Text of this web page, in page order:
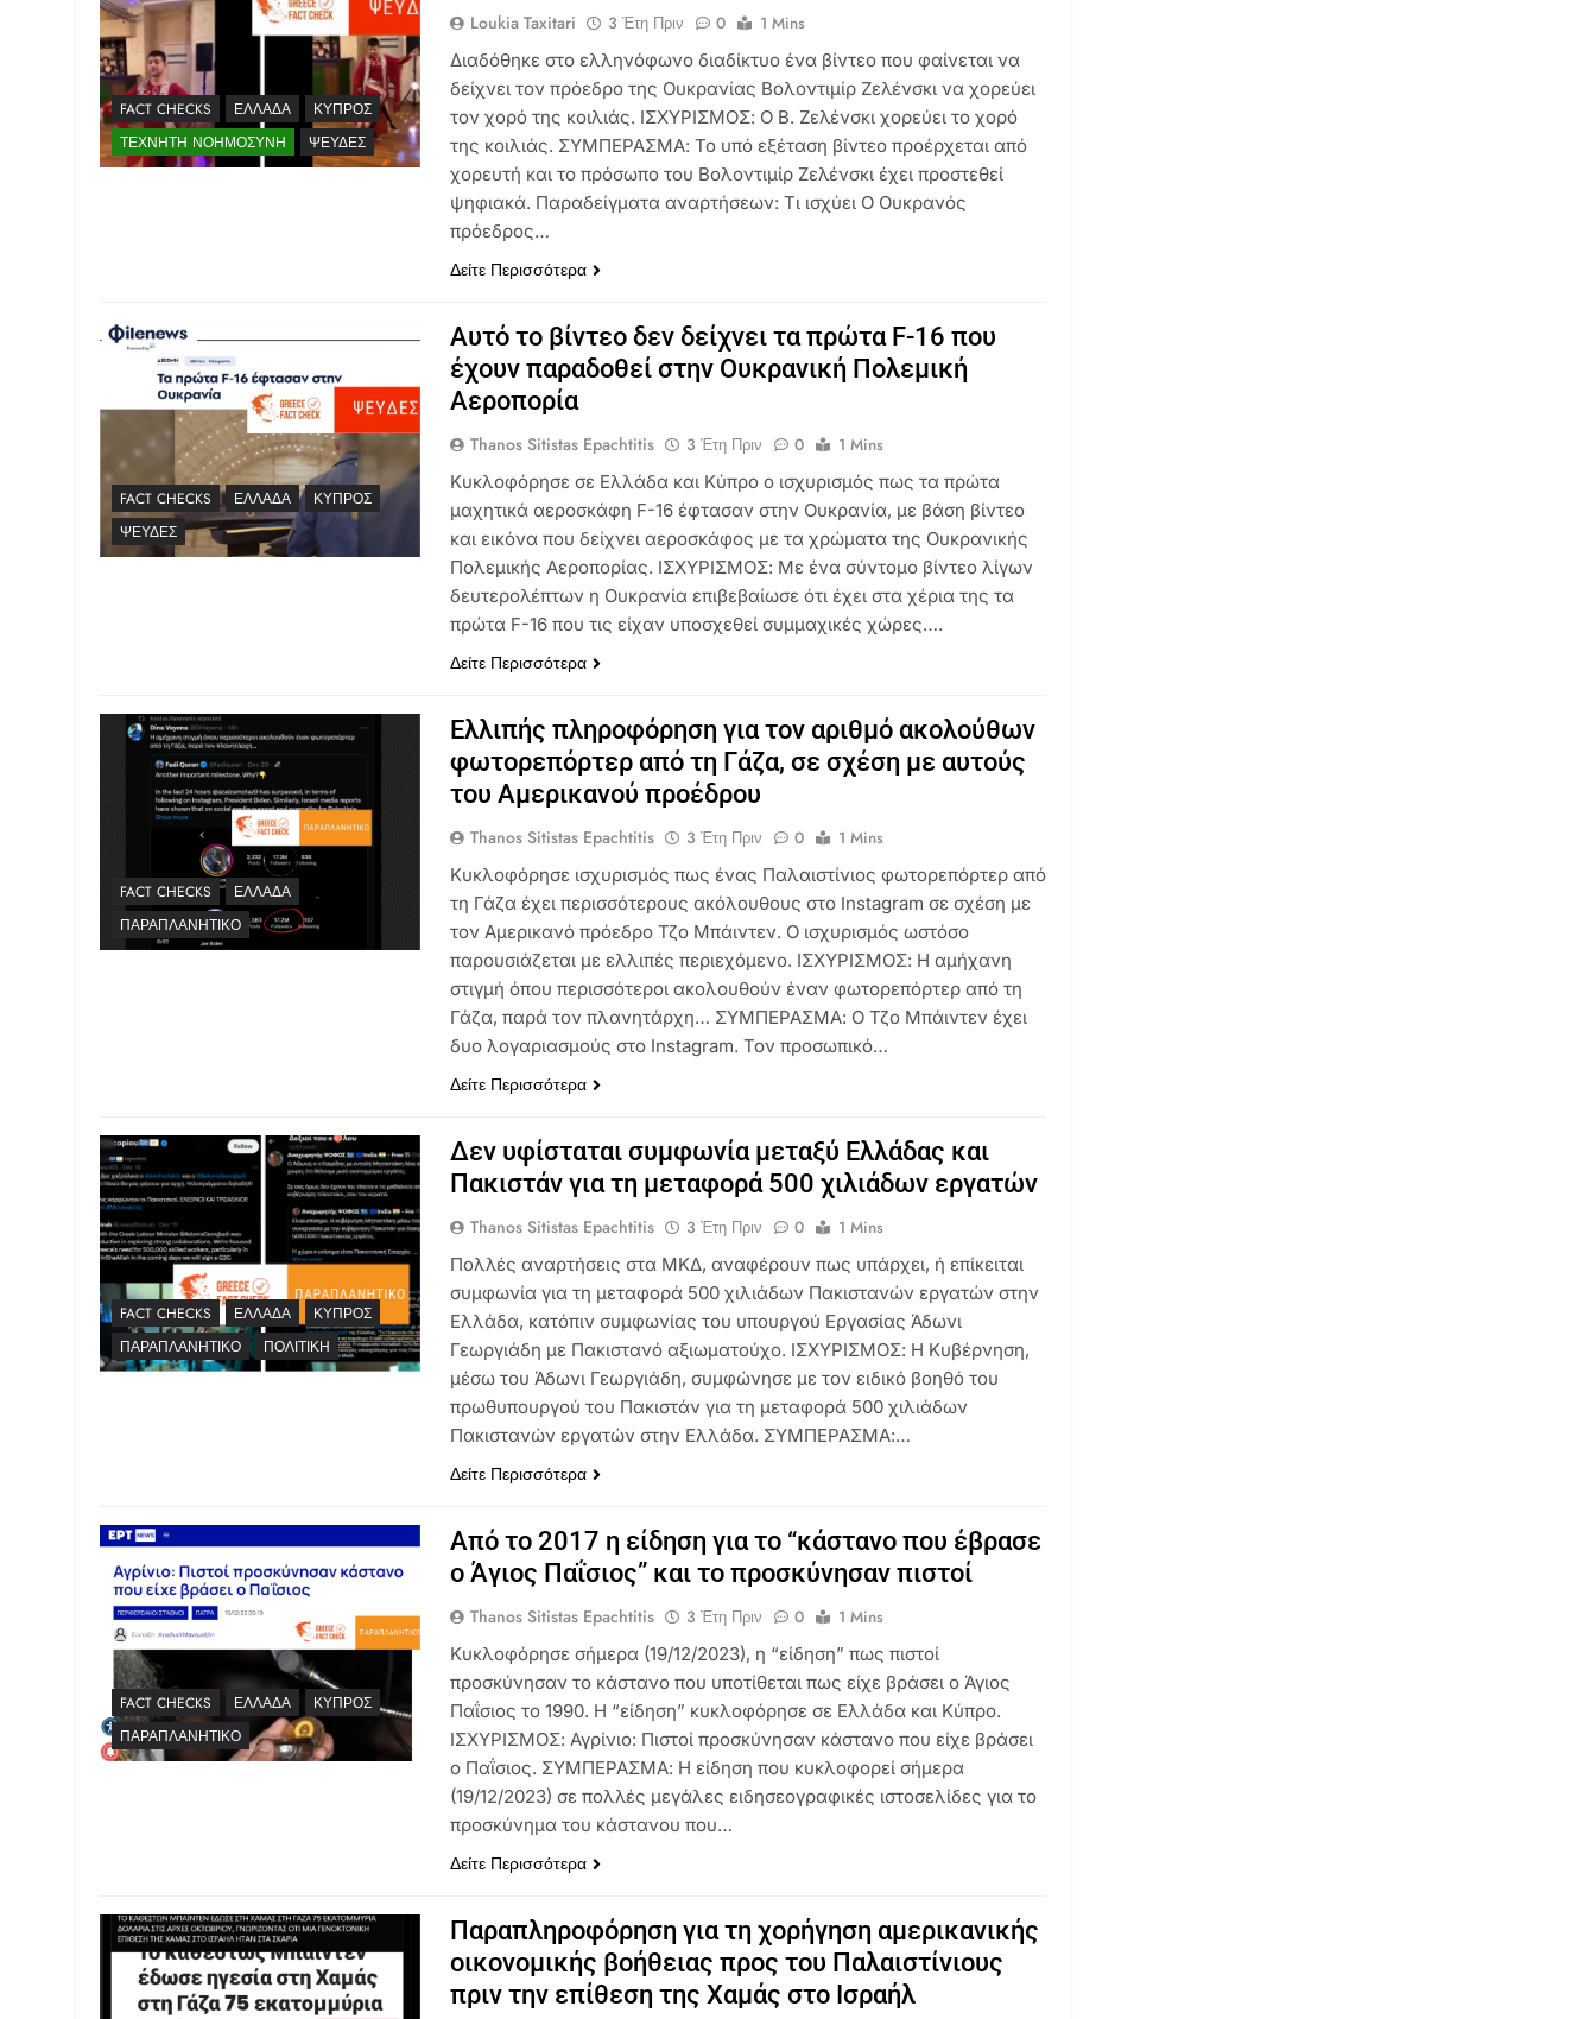
FACT CHECKS ΕΛΛΆΔΑ
ΚΎΠΡΟΣ
ΤΕΧΝΗΤΉ ΝΟΗΜΟΣΎΝΗ
ΨΕΥΔΈΣ
Loukia Taxitari 3 Έτη Πριν 0
1 Mins
Διαδόθηκε στο ελληνόφωνο διαδίκτυο ένα βίντεο που φαίνεται να
δείχνει τον πρόεδρο της Ουκρανίας Βολοντιμίρ Ζελένσκι να χορεύει
τον χορό της κοιλιάς. ΙΣΧΥΡΙΣΜΟΣ: Ο Β. Ζελένσκι χορεύει το χορό
της κοιλιάς. ΣΥΜΠΕΡΑΣΜΑ: Το υπό εξέταση βίντεο προέρχεται από
χορευτή και το πρόσωπο του Βολοντιμίρ Ζελένσκι έχει προστεθεί
ψηφιακά. Παραδείγματα αναρτήσεων: Τι ισχύει Ο Ουκρανός
πρόεδρος…
Δείτε Περισσότερα
FACT CHECKS ΕΛΛΆΔΑ
ΚΎΠΡΟΣ
ΨΕΥΔΈΣ
Αυτό το βίντεο δεν δείχνει τα πρώτα F-16 που
έχουν παραδοθεί στην Ουκρανική Πολεμική
Αεροπορία
Thanos Sitistas Epachtitis 3 Έτη Πριν 0
1 Mins
Κυκλοφόρησε σε Ελλάδα και Κύπρο ο ισχυρισμός πως τα πρώτα
μαχητικά αεροσκάφη F-16 έφτασαν στην Ουκρανία, με βάση βίντεο
και εικόνα που δείχνει αεροσκάφος με τα χρώματα της Ουκρανικής
Πολεμικής Αεροπορίας. ΙΣΧΥΡΙΣΜΟΣ: Με ένα σύντομο βίντεο λίγων
δευτερολέπτων η Ουκρανία επιβεβαίωσε ότι έχει στα χέρια της τα
πρώτα F-16 που τις είχαν υποσχεθεί συμμαχικές χώρες….
Δείτε Περισσότερα
FACT CHECKS
ΕΛΛΆΔΑ
ΠΑΡΑΠΛΑΝΗΤΙΚΌ
Ελλιπής πληροφόρηση για τον αριθμό ακολούθων
φωτορεπόρτερ από τη Γάζα, σε σχέση με αυτούς
του Αμερικανού προέδρου
Thanos Sitistas Epachtitis 3 Έτη Πριν 0
1 Mins
Κυκλοφόρησε ισχυρισμός πως ένας Παλαιστίνιος φωτορεπόρτερ από
τη Γάζα έχει περισσότερους ακόλουθους στο Instagram σε σχέση με
τον Αμερικανό πρόεδρο Τζο Μπάιντεν. Ο ισχυρισμός ωστόσο
παρουσιάζεται με ελλιπές περιεχόμενο. ΙΣΧΥΡΙΣΜΟΣ: Η αμήχανη
στιγμή όπου περισσότεροι ακολουθούν έναν φωτορεπόρτερ από τη
Γάζα, παρά τον πλανητάρχη… ΣΥΜΠΕΡΑΣΜΑ: Ο Τζο Μπάιντεν έχει
δυο λογαριασμούς στο Instagram. Τον προσωπικό…
Δείτε Περισσότερα
FACT CHECKS ΕΛΛΆΔΑ
ΚΎΠΡΟΣ
ΠΑΡΑΠΛΑΝΗΤΙΚΌ
ΠΟΛΙΤΙΚΉ
Δεν υφίσταται συμφωνία μεταξύ Ελλάδας και
Πακιστάν για τη μεταφορά 500 χιλιάδων εργατών
Thanos Sitistas Epachtitis 3 Έτη Πριν 0
1 Mins
Πολλές αναρτήσεις στα ΜΚΔ, αναφέρουν πως υπάρχει, ή επίκειται
συμφωνία για τη μεταφορά 500 χιλιάδων Πακιστανών εργατών στην
Ελλάδα, κατόπιν συμφωνίας του υπουργού Εργασίας Άδωνι
Γεωργιάδη με Πακιστανό αξιωματούχο. ΙΣΧΥΡΙΣΜΟΣ: Η Κυβέρνηση,
μέσω του Άδωνι Γεωργιάδη, συμφώνησε με τον ειδικό βοηθό του
πρωθυπουργού του Πακιστάν για τη μεταφορά 500 χιλιάδων
Πακιστανών εργατών στην Ελλάδα. ΣΥΜΠΕΡΑΣΜΑ:…
Δείτε Περισσότερα
FACT CHECKS ΕΛΛΆΔΑ
ΚΎΠΡΟΣ
ΠΑΡΑΠΛΑΝΗΤΙΚΌ
Από το 2017 η είδηση για το “κάστανο που έβρασε
ο Άγιος Παΐσιος” και το προσκύνησαν πιστοί
Thanos Sitistas Epachtitis 3 Έτη Πριν 0
1 Mins
Κυκλοφόρησε σήμερα (19/12/2023), η “είδηση” πως πιστοί
προσκύνησαν το κάστανο που υποτίθεται πως είχε βράσει ο Άγιος
Παΐσιος το 1990. Η “είδηση” κυκλοφόρησε σε Ελλάδα και Κύπρο.
ΙΣΧΥΡΙΣΜΟΣ: Αγρίνιο: Πιστοί προσκύνησαν κάστανο που είχε βράσει
ο Παΐσιος. ΣΥΜΠΕΡΑΣΜΑ: Η είδηση που κυκλοφορεί σήμερα
(19/12/2023) σε πολλές μεγάλες ειδησεογραφικές ιστοσελίδες για το
προσκύνημα του κάστανου που…
Δείτε Περισσότερα
Παραπληροφόρηση για τη χορήγηση αμερικανικής
οικονομικής βοήθειας προς του Παλαιστίνιους
πριν την επίθεση της Χαμάς στο Ισραήλ